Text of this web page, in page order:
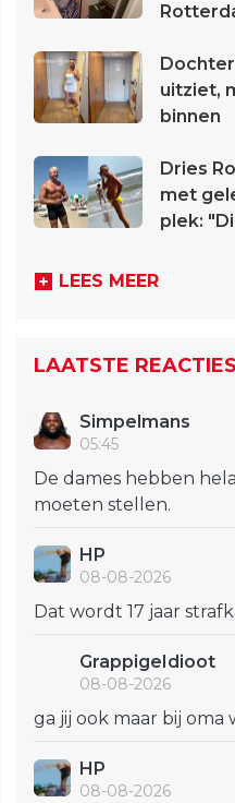
uitziet,
binnen
Dries
met
plek:
LEES MEER
LAATSTE REACTIES
Simpelmans
05:45
De dames hebben
moeten stellen.
HP
08-08-2026
Dat wordt 17 jaar
GrappigeIdioot
08-08-2026
ga jij ook maar bij oma
HP
08-08-2026